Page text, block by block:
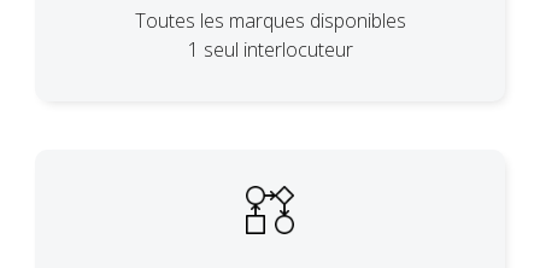
Toutes les marques disponibles
1 seul interlocuteur